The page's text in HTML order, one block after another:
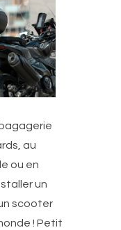
au
ou en
un
scooter
! Petit